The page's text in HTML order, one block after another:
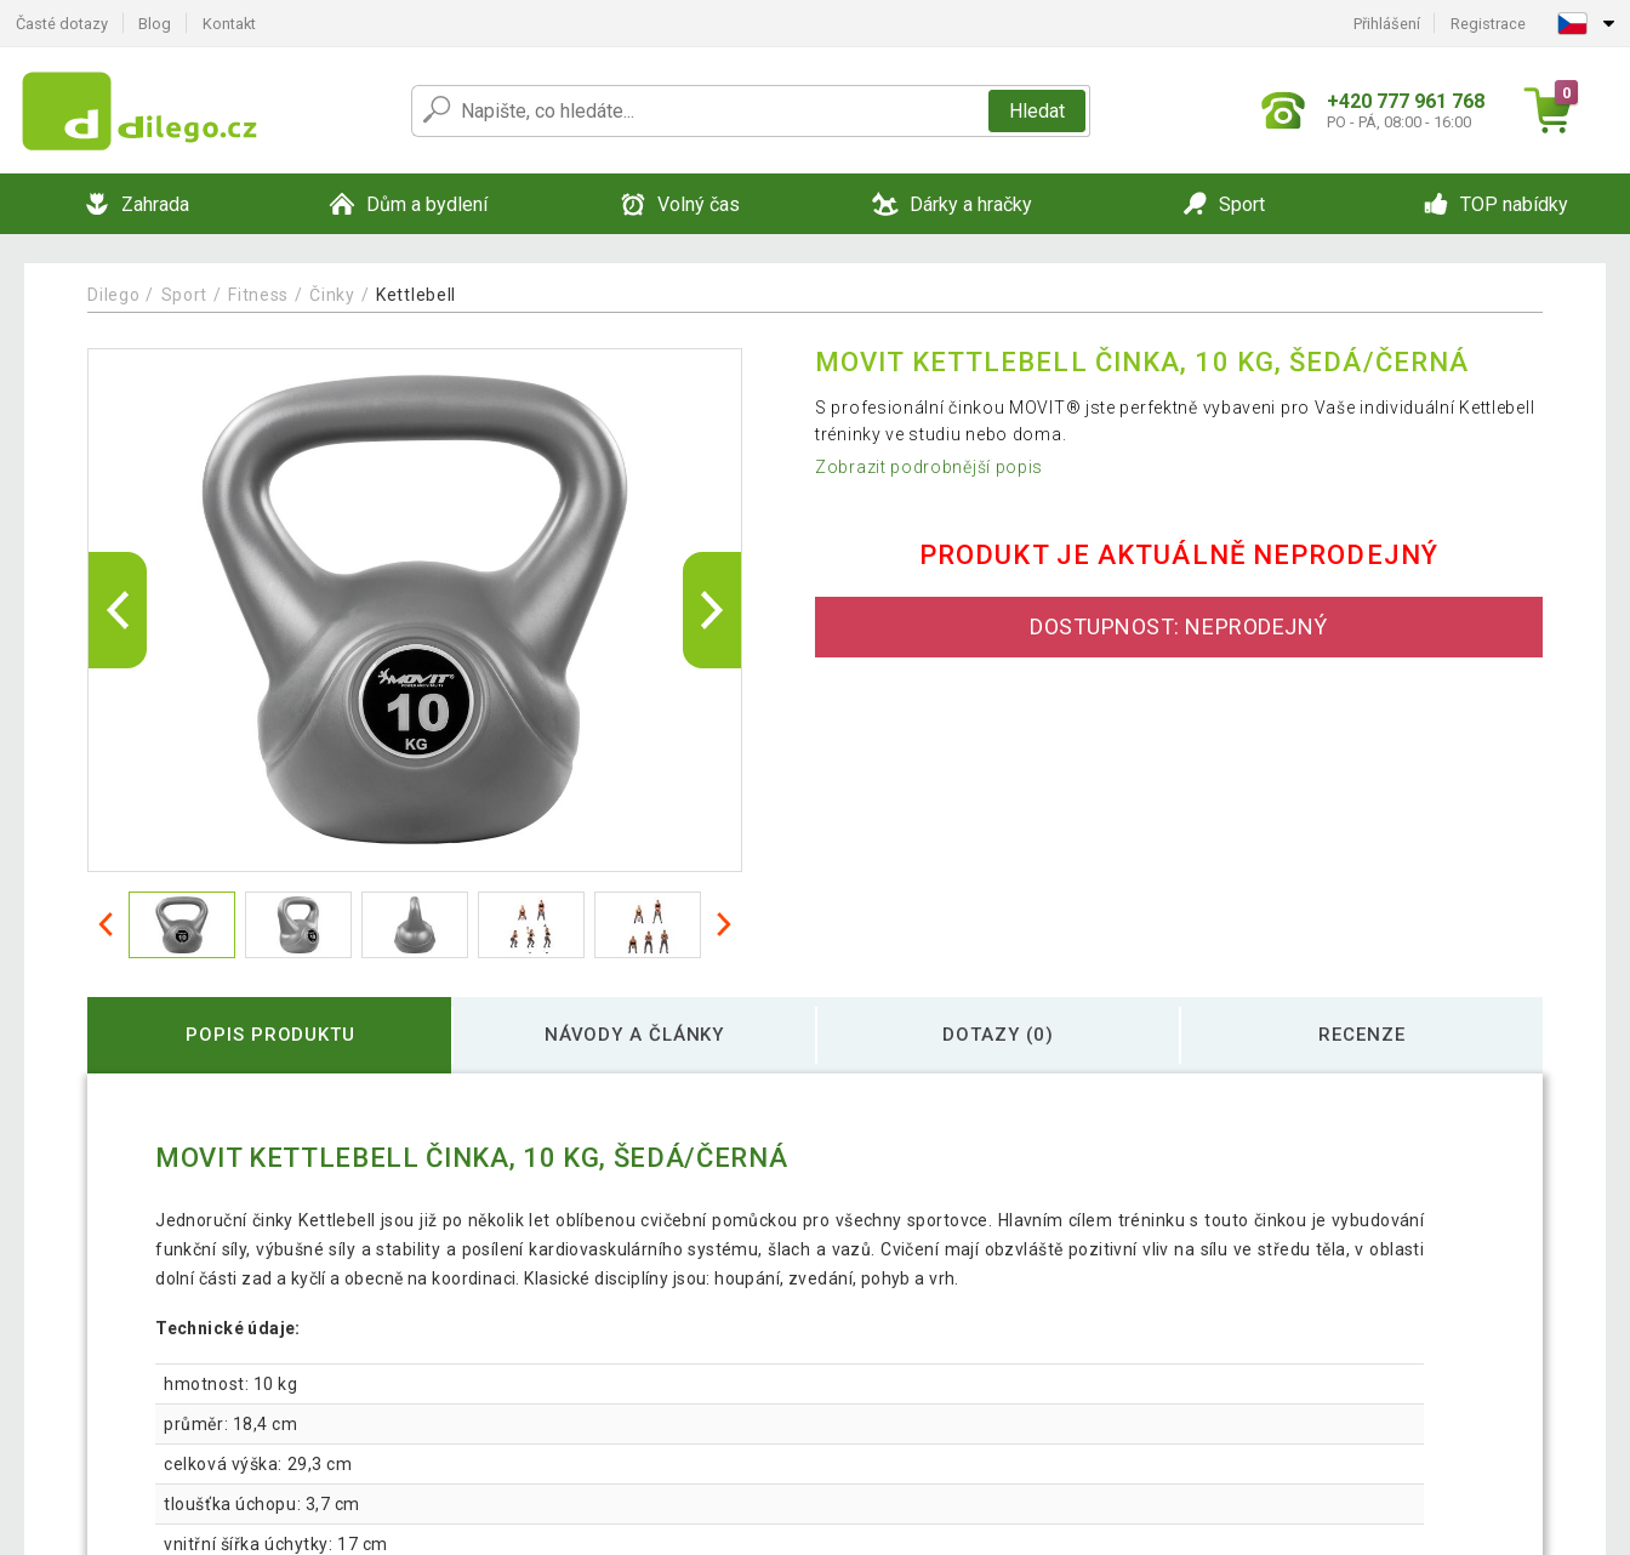
Časté dotazy Blog Kontakt Přihlášení Registrace
Hledat +420 777 961 768
PO - PÁ, 08:00 - 16:00
0
Zahrada Dům a bydlení Volný čas Dárky a hračky Sport TOP nabídky
Dilego Sport Fitness Činky Kettlebell
MOVIT KETTLEBELL ČINKA, 10 KG, ŠEDÁ/ČERNÁ
S profesionální činkou MOVIT® jste perfektně vybaveni pro Vaše individuální Kettlebell
tréninky ve studiu nebo doma.
Zobrazit podrobnější popis
PRODUKT JE AKTUÁLNĚ NEPRODEJNÝ
DOSTUPNOST: NEPRODEJNÝ
POPIS PRODUKTU NÁVODY A ČLÁNKY DOTAZY (0) RECENZE
MOVIT KETTLEBELL ČINKA, 10 KG, ŠEDÁ/ČERNÁ
Jednoruční činky Kettlebell jsou již po několik let oblíbenou cvičební pomůckou pro všechny sportovce. Hlavním cílem tréninku s touto činkou je vybudování
funkční síly, výbušné síly a stability a posílení kardiovaskulárního systému, šlach a vazů. Cvičení mají obzvláště pozitivní vliv na sílu ve středu těla, v oblasti
dolní části zad a kyčlí a obecně na koordinaci. Klasické disciplíny jsou: houpání, zvedání, pohyb a vrh.
Technické údaje:
hmotnost: 10 kg
průměr: 18,4 cm
celková výška: 29,3 cm
tloušťka úchopu: 3,7 cm
vnitřní šířka úchytky: 17 cm